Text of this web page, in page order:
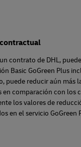
contrato de DHL,
Basic GoGreen Plus
puede reducir aún más
en comparación con
los valores de
en el servicio GoGreen